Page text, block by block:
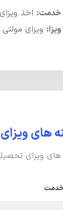
خدمت: اخذ
ویزای مولتی
های
های ویزای
خدمت